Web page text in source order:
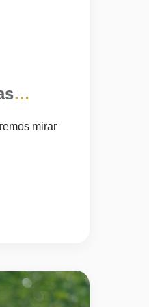
mirar